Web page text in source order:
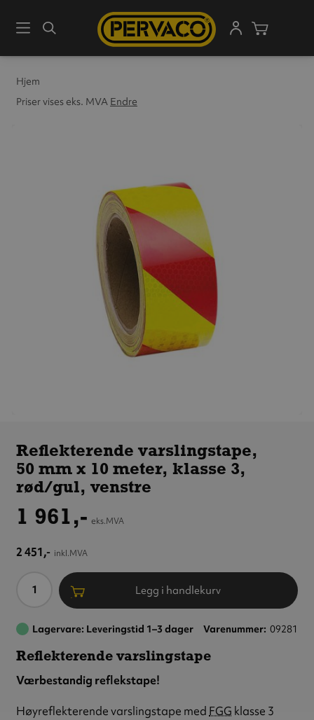
MenySøk
Hjem
Priser vises eks. MVA Endre
50 mm x 10 meter,
klasse 3, rød/gul,
venstre
Reflekterende varslingstape,
50 mm x 10 meter, klasse 3,
rød/gul, venstre
1 961,- eks.MVA
2 451,- inkl.MVA
Antall Legg i handlekurv
Lagervare: Leveringstid 1–3 dager Varenummer 09281
Reflekterende varslingstape
Værbestandig reflekstape!
Høyreflekterende varslingstape med FGG klasse 3